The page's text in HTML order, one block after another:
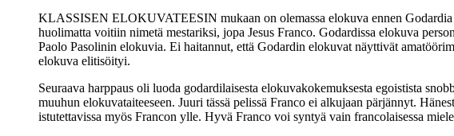
KLASSISEN ELOKUVATEESIN mukaan on olemassa elokuva ennen
huolimatta voitiin nimetä mestariksi, jopa Jesus Franco. Godardissa elokuva
Paolo Pasolinin elokuvia. Ei haitannut, että Godardin elokuvat näyttivät
elokuva elitisöityi.
Seuraava harppaus oli luoda godardilaisesta elokuvakokemuksesta egoistista
muuhun elokuvataiteeseen. Juuri tässä pelissä Franco ei alkujaan pärjännyt.
istutettavissa myös Francon ylle. Hyvä Franco voi syntyä vain francolaisessa